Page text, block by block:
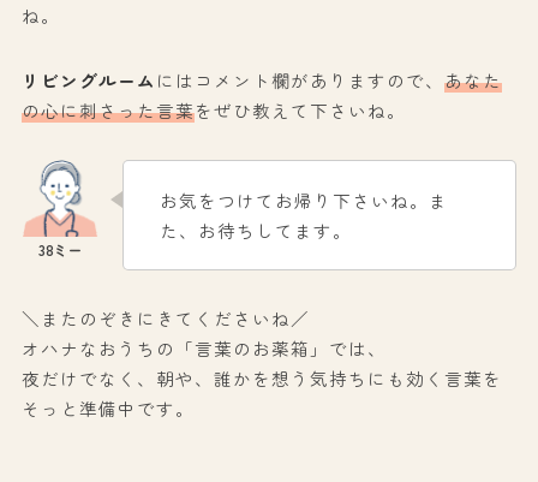
ね。
リビングルーム にはコメント欄がありますので、 あなた
の心に刺さった言葉をぜひ教えて下さいね。
お気をつけてお帰り下さいね。ま
た、お待ちしてます。
＼またのぞきにきてくださいね／
オハナなおうちの「言葉のお薬箱」では、
夜だけでなく、朝や、誰かを想う気持ちにも効く言葉を
そっと準備中です。